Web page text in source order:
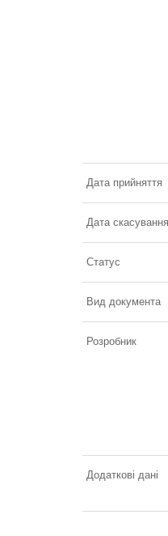
Дата прийняття
Дата скасування
Статус
Вид документа
Розробник
Додаткові дані